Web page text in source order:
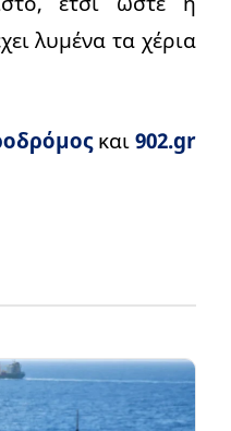
λυμένα τα χέρια
και902.gr